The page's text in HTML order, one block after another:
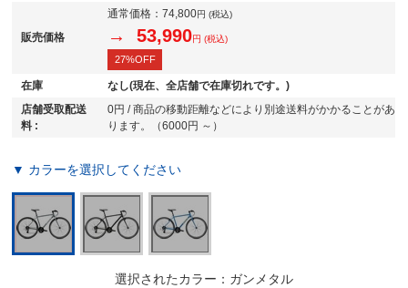
販売価格
通常価格：74,800円 (税込)
→ 53,990円 (税込)
27%OFF
在庫
なし(現在、全店舗で在庫切れです。)
店舗受取配送
料 :
0円 / 商品の移動距離などにより別途送料がかかることがあ
ります。（6000円 ～）
▼ カラーを選択してください
選択されたカラー：ガンメタル